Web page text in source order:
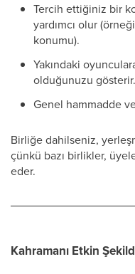
Tercih ettiğiniz bir
yardımcı olur
konumu).
Yakındaki
olduğunuzu gösterir.
Genel hammadde
Birliğe dahilseniz,
çünkü bazı birlikler,
eder.
Kahramanı Etkin